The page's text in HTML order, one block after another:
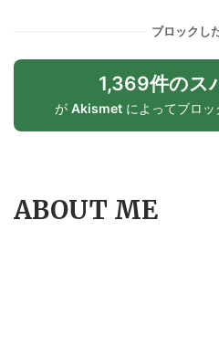
ブロックし
1,369件のス
が Akismet によってブロッ
ABOUT ME